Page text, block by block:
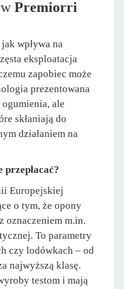
Premiorri
wpływa na
eksploatacja
zapobiec może
prezentowana
ale
skłaniają do
działaniem na
Europejskiej
o tym, że opony
oznaczeniem m.in.
To parametry
czy lodówkach – od
najwyższą klasę.
testom i mają